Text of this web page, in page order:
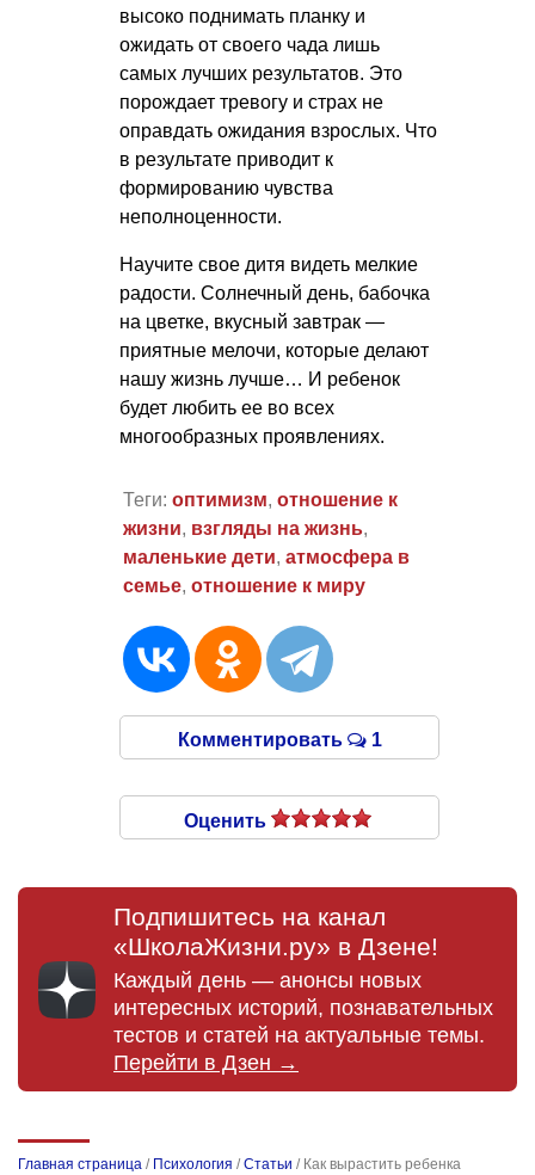
высоко поднимать планку и
ожидать от своего чада лишь
самых лучших результатов. Это
порождает тревогу и страх не
оправдать ожидания взрослых. Что
в результате приводит к
формированию чувства
неполноценности.
Научите свое дитя видеть мелкие
радости. Солнечный день, бабочка
на цветке, вкусный завтрак —
приятные мелочи, которые делают
нашу жизнь лучше… И ребенок
будет любить ее во всех
многообразных проявлениях.
Теги: оптимизм, отношение к
жизни, взгляды на жизнь,
маленькие дети, атмосфера в
семье, отношение к миру
Комментировать 1
Оценить
Подпишитесь на канал
«ШколаЖизни.ру» в Дзене!
Каждый день — анонсы новых
интересных историй, познавательных
тестов и статей на актуальные темы.
Перейти в Дзен →
Главная страница / Психология /Статьи / Как вырастить ребенка